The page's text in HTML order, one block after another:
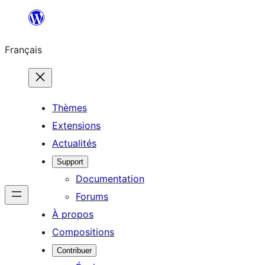
contenu
Français
Thèmes
Extensions
Actualités
Support
Documentation
Forums
À propos
Compositions
Contribuer